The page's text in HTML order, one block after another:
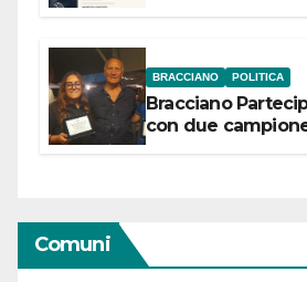
BRACCIANO POLITICA
Bracciano
con due
Comuni